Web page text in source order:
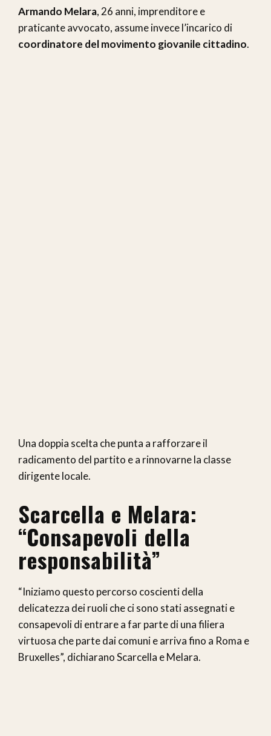
Armando Melara, 26 anni, imprenditore e
praticante avvocato, assume invece l’incarico di
coordinatore del movimento giovanile cittadino.
Una doppia scelta che punta a rafforzare il
radicamento del partito e a rinnovarne la classe
dirigente locale.
Scarcella e Melara:
“Consapevoli della
responsabilità”
“Iniziamo questo percorso coscienti della
delicatezza dei ruoli che ci sono stati assegnati e
consapevoli di entrare a far parte di una filiera
virtuosa che parte dai comuni e arriva fino a Roma e
Bruxelles”, dichiarano Scarcella e Melara.